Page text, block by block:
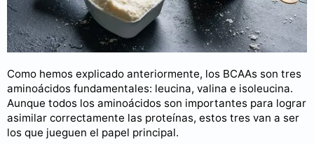
Como hemos explicado anteriormente, los BCAAs son tres
aminoácidos fundamentales: leucina, valina e isoleucina.
Aunque todos los aminoácidos son importantes para lograr
asimilar correctamente las proteínas, estos tres van a ser
los que jueguen el papel principal.